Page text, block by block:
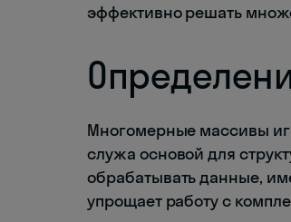
эффективно решать
Многомерные массивы
служа основой для
обрабатывать данные,
упрощает работу с